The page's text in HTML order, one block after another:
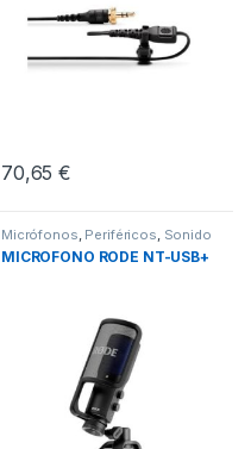
70,65€
Micrófonos, Periféricos, Sonido
MICROFONO RODE NT-USB+